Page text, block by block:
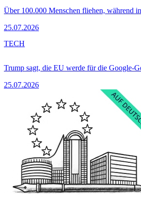
Über 100.000 Menschen fliehen, während
25.07.2026
Trump sagt, die EU werde für die Google-
25.07.2026
TECH